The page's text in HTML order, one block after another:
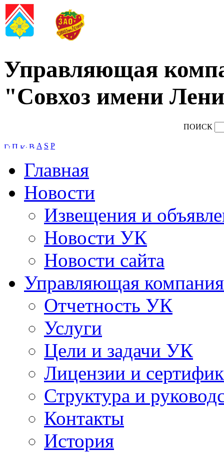
Управляющая
"Совхоз имени
ПОИСК
A S P
Главная
Новости
Извещения и
Новости УК
Новости сайта
Управляющая компания
Отчетность УК
Услуги
Цели и задачи УК
Лицензии и
Структура и
Контакты
История